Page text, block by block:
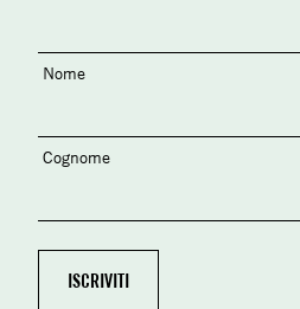
Nome
Cognome